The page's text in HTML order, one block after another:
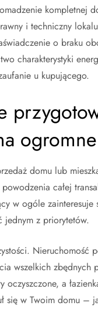
kompletnej
i techniczny
o braku
charakterystyki
u kupującego.
domu lub
całej
w ogóle
z priorytetów.
Nieruchomość
wszelkich
oczyszczone, a
się w Twoim domu –